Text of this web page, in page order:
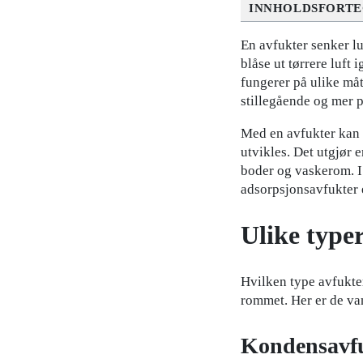
En avfukter senker
blåse ut tørrere luft
fungerer på ulike
stillegående og mer
Med en avfukter
utvikles. Det utgjør
boder og vaskerom.
Ulike
Hvilken type
rommet. Her er de